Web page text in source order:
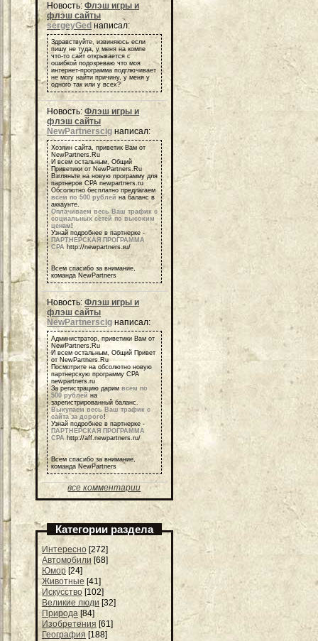
Новость: Флэш игры и
флэш сайты
sergeyGed написал:
Здравствуйте, извиняюсь если
пишу не туда, у меня на компе
что-то сайт открывается с
ошибкой подозреваю что моя
интернет-программа подглючивает
не могу найти причину, у меня у
одного так или у всех?
Новость: Флэш игры и
флэш сайты
NewPartnerscig написал:
Хозяин сайта, приветик Вам от
NewPartners.Ru
И всем остальным, Общий
Приветики от NewPartners.Ru
Взгляньте на новую программу для
партнеров СРА newpartners.ru
Обсолютно бесплатно предлагаем
всем по 500 рублей на баланс в
аккаунте.
Оплачиваем весь Ваш трафик с
социальных сетей по высоким
ценам!
Узнай подробнее в партнерке -
ПАРТНЕРСКАЯ ПРОГРАММА
СРА http://newpartners.ru/
Всем спасибо за внимание,
команда NewPartners
Новость: Флэш игры и
флэш сайты
NewPartnerscig написал:
Администратор, приветики Вам от
NewPartners.Ru
И всем остальным, Общий Привет
от NewPartners.Ru
Посмотрите на обсолютно новую
партнерскую программу СРА
newpartners.ru
За регистрацию дарим всем по
500 рублей на
зарегистрированный баланс.
Выкупаем весь Ваш трафик с
сайта за дорого!
Узнай подробнее в партнерке -
ПАРТНЕРСКАЯ ПРОГРАММА
СРА http://aff.newpartners.ru/
Всем спасибо за внимание,
команда NewPartners
все комментарии
Категории раздела
Интересно [272]
Автомобили [68]
Юмор [24]
Животные [41]
Искусство [102]
Великие люди [32]
Природа [84]
Изобретения [61]
География [188]